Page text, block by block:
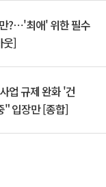
?⋯'최애' 위한 필수
웃]
업 규제 완화 '건
입장만 [종합]